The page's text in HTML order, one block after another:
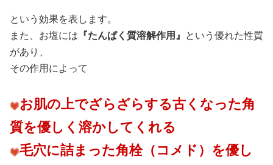
という効果を表します。
また、お塩には 『たんぱく質溶解作用』
という優れた性質
があり、
その作用によって
お肌の上でざらざらする古くなった角
質を優しく溶かしてくれる
毛穴に詰まった角栓（コメド）を優し